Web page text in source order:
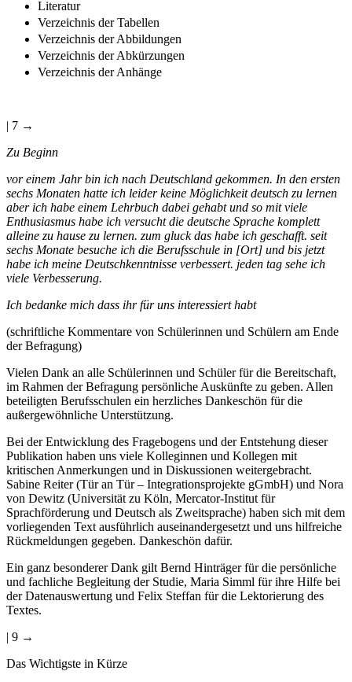
Literatur
Verzeichnis der Tabellen
Verzeichnis der Abbildungen
Verzeichnis der Abkürzungen
Verzeichnis der Anhänge
| 7 →
Zu Beginn
vor einem Jahr bin ich nach Deutschland gekommen. In den ersten
sechs Monaten hatte ich leider keine Möglichkeit deutsch zu lernen
aber ich habe einem Lehrbuch dabei gehabt und so mit viele
Enthusiasmus habe ich versucht die deutsche Sprache komplett
alleine zu hause zu lernen. zum gluck das habe ich geschafft. seit
sechs Monate besuche ich die Berufsschule in [Ort] und bis jetzt
habe ich meine Deutschkenntnisse verbessert. jeden tag sehe ich
viele Verbesserung.
Ich bedanke mich dass ihr für uns interessiert habt
(schriftliche Kommentare von Schülerinnen und Schülern am Ende
der Befragung)
Vielen Dank an alle Schülerinnen und Schüler für die Bereitschaft,
im Rahmen der Befragung persönliche Auskünfte zu geben. Allen
beteiligten Berufsschulen ein herzliches Dankeschön für die
außergewöhnliche Unterstützung.
Bei der Entwicklung des Fragebogens und der Entstehung dieser
Publikation haben uns viele Kolleginnen und Kollegen mit
kritischen Anmerkungen und in Diskussionen weitergebracht.
Sabine Reiter (Tür an Tür – Integrationsprojekte gGmbH) und Nora
von Dewitz (Universität zu Köln, Mercator-Institut für
Sprachförderung und Deutsch als Zweitsprache) haben sich mit dem
vorliegenden Text ausführlich auseinandergesetzt und uns hilfreiche
Rückmeldungen gegeben. Dankeschön dafür.
Ein ganz besonderer Dank gilt Bernd Hinträger für die persönliche
und fachliche Begleitung der Studie, Maria Simml für ihre Hilfe bei
der Datenauswertung und Felix Steffan für die Lektorierung des
Textes.
| 9 →
Das Wichtigste in Kürze